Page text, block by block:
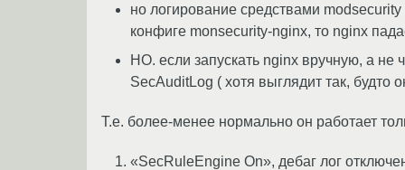
но логирование средствами
конфиге monsecurity-nginx, то nginx
НО. если запускать nginx вручную, а не
SecAuditLog ( хотя выглядит так, будто
Т.е. более-менее нормально он работает
«SecRuleEngine On», дебаг лог